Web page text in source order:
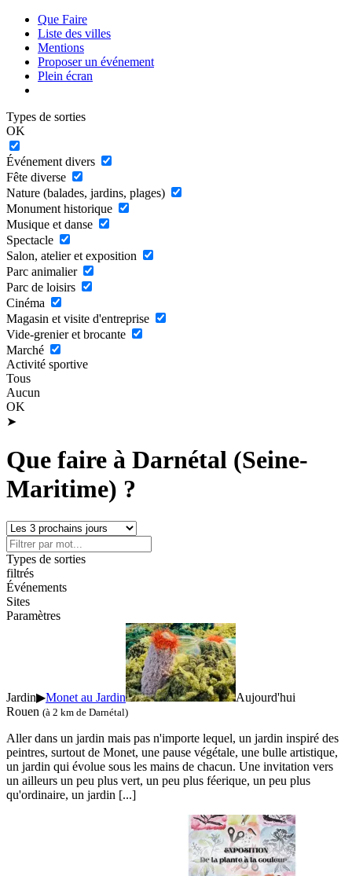
Que Faire
Liste des villes
Mentions
Proposer un événement
Plein écran
Types de sorties
OK
Événement divers
Fête diverse
Nature (balades, jardins, plages)
Monument historique
Musique et danse
Spectacle
Salon, atelier et exposition
Parc animalier
Parc de loisirs
Cinéma
Magasin et visite d'entreprise
Vide-grenier et brocante
Marché
Activité sportive
Tous
Aucun
OK
➤
Que faire à Darnétal (Seine-
Maritime) ?
Types de sorties
filtrés
Événements
Sites
Paramètres
Jardin▶Monet au Jardin
Aujourd'hui
Rouen (à 2 km de Darnétal)
Aller dans un jardin mais pas n'importe lequel, un jardin inspiré des
peintres, surtout de Monet, une pause végétale, une bulle artistique,
un jardin qui évolue sous les mains de chacun. Une invitation vers
un ailleurs un peu plus vert, un peu plus féerique, un peu plus
qu'ordinaire, un jardin [...]